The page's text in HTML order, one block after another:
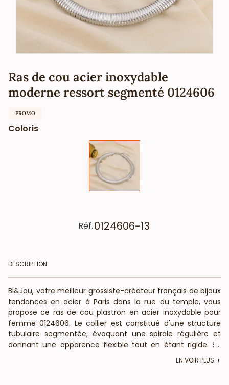
Ras de cou acier inoxydable
moderne ressort segmenté 0124606
PROMO
Coloris
Réf.0124606-13
DESCRIPTION
Bi&Jou, votre meilleur grossiste-créateur français de bijoux
tendances en acier à Paris dans la rue du temple, vous
propose ce ras de cou plastron en acier inoxydable pour
femme 0124606. Le collier est constitué d'une structure
tubulaire segmentée, évoquant une spirale régulière et
donnant une apparence flexible tout en étant rigide. Sa
accentuant son aspect luxueux. Ce collier fera la parure
...
EN VOIR PLUS